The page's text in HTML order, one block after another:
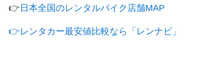
👉 日本全国のレンタルバイク店舗MAP
👉レンタカー最安値比較なら「レンナビ」